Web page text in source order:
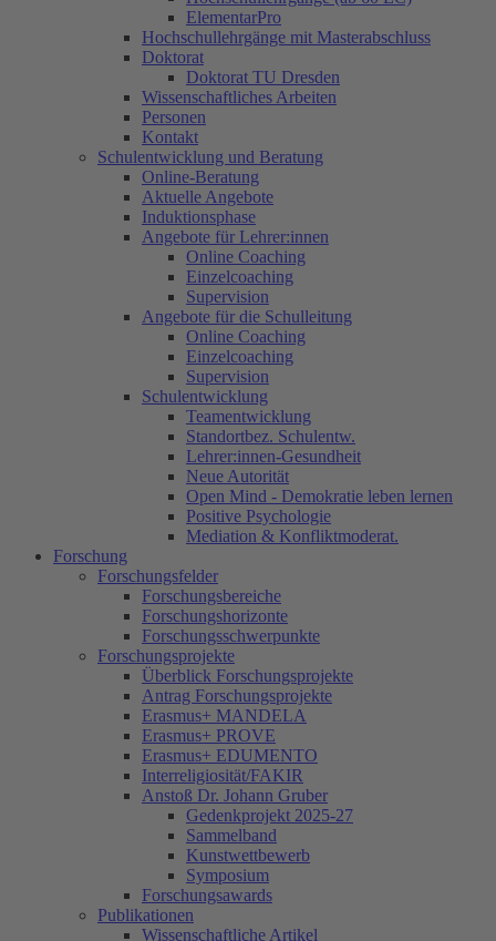
ElementarPro
Hochschullehrgänge mit Masterabschluss
Doktorat
Doktorat TU Dresden
Wissenschaftliches Arbeiten
Personen
Kontakt
Schulentwicklung und Beratung
Online-Beratung
Aktuelle Angebote
Induktionsphase
Angebote für Lehrer:innen
Online Coaching
Einzelcoaching
Supervision
Angebote für die Schulleitung
Online Coaching
Einzelcoaching
Supervision
Schulentwicklung
Teamentwicklung
Standortbez. Schulentw.
Lehrer:innen-Gesundheit
Neue Autorität
Open Mind - Demokratie leben lernen
Positive Psychologie
Mediation & Konfliktmoderat.
Forschung
Forschungsfelder
Forschungsbereiche
Forschungshorizonte
Forschungsschwerpunkte
Forschungsprojekte
Überblick Forschungsprojekte
Antrag Forschungsprojekte
Erasmus+ MANDELA
Erasmus+ PROVE
Erasmus+ EDUMENTO
Interreligiosität/FAKIR
Anstoß Dr. Johann Gruber
Gedenkprojekt 2025-27
Sammelband
Kunstwettbewerb
Symposium
Forschungsawards
Publikationen
Wissenschaftliche Artikel